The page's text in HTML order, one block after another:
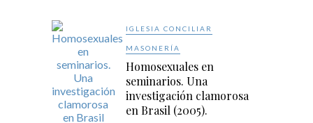
IGLESIA CONCILIAR
MASONERÍA
Homosexuales en
seminarios. Una
investigación clamorosa
en Brasil (2005).